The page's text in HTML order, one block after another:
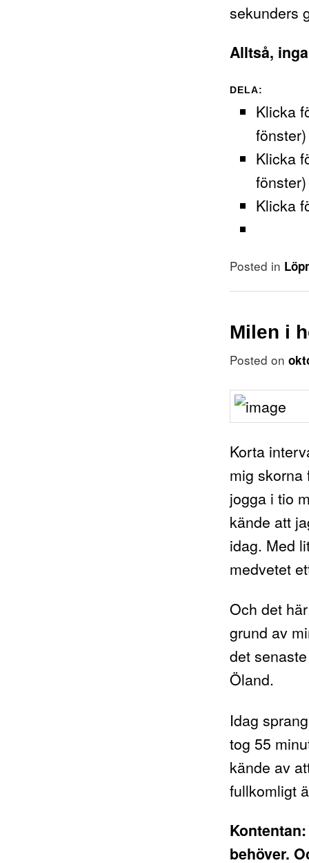
sekunders
Alltså,
DELA:
Klicka
fönster)
Klicka
fönster)
Klicka
Posted in
Milen i
Posted on
Korta
mig skorna
jogga i tio
kände att
idag. Med
medvetet
Och det
grund av
det
Öland.
Idag
tog 55
kände av
fullkomligt
behöver.